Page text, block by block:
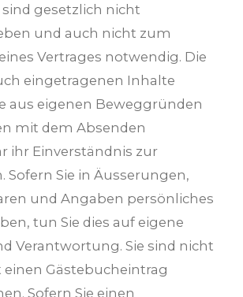
gesetzlich nicht
und auch nicht zum
Vertrages notwendig. Die
eingetragenen Inhalte
aus eigenen Beweggründen
mit dem Absenden
ihr Einverständnis zur
Sofern Sie in Äusserungen,
und Angaben persönliches
tun Sie dies auf eigene
Verantwortung. Sie sind nicht
Gästebucheintrag
Sofern Sie einen